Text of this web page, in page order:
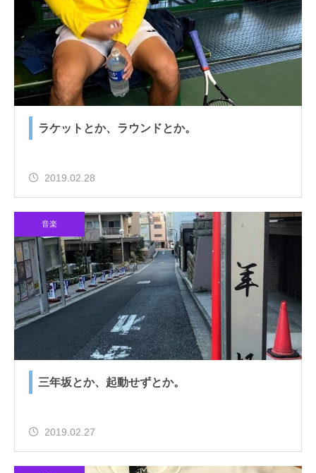
ラケットとか、ラウンドとか。
2019.02.28
音楽
三年坂とか、起動せずとか。
2019.02.27